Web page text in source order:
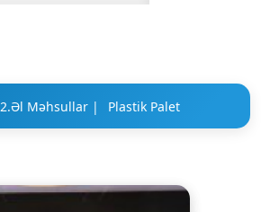
2.Əl Məhsullar | Plastik Palet